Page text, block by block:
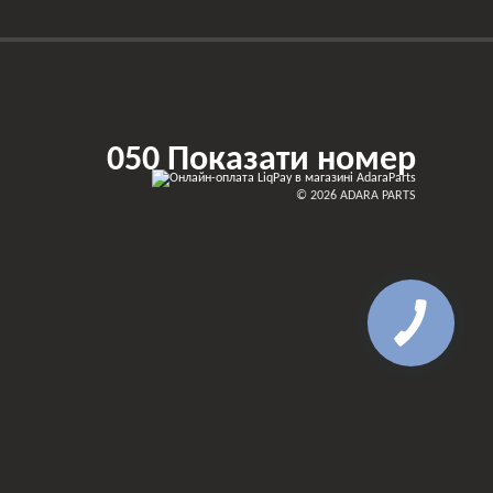
050 Показати номер
© 2026 ADARA PARTS